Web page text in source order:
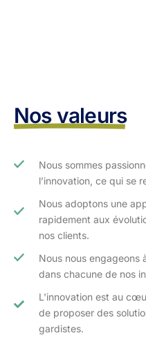
Nos valeurs
Nous sommes
l’innovation, ce qui se
Nous adoptons une
rapidement aux
nos clients.​
Nous nous engageons
dans chacune de nos
L'innovation est au
de proposer des
gardistes.